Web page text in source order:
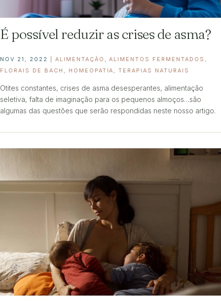
É possível reduzir as crises de asma?
NOV 21, 2022 ALIMENTAÇÃO ,ALIMENTOS FERMENTADOS ,
FLORAIS DE BACH , HOMEOPATIA ,TERAPIAS NATURAIS
Otites constantes, crises de asma desesperantes, alimentação
seletiva, falta de imaginação para os pequenos almoços…são
algumas das questões que serão respondidas neste nosso artigo.